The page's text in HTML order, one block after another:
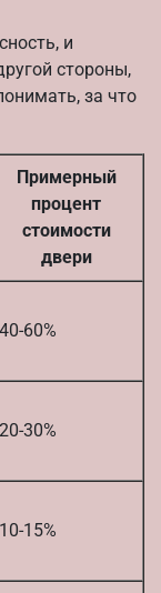
и
стороны,
за что
Примерный
процент
стоимости
двери
40-60%
20-30%
10-15%